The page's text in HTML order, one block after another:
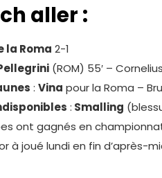
aller :
la Roma 2-1
(ROM) 55′ –
: Vina pour la Roma –
: Smalling
ont gagnés en
à joué lundi en fin d’après-